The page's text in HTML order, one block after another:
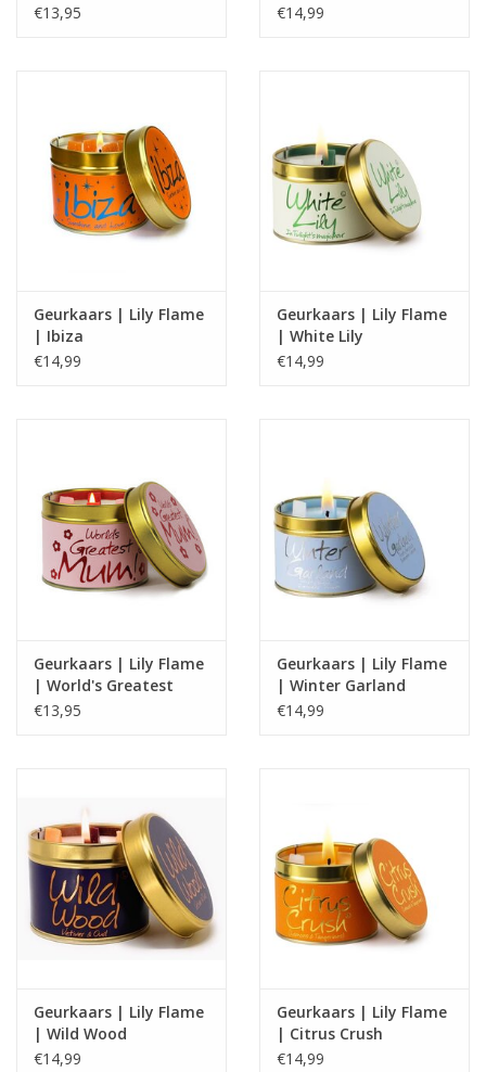
€13,95
€14,99
Geurkaars | Lily Flame
| Ibiza
€14,99
Geurkaars | Lily Flame
| White Lily
€14,99
Geurkaars | Lily Flame
| World's Greatest
Mum
€13,95
Geurkaars | Lily Flame
| Winter Garland
€14,99
Geurkaars | Lily Flame
| Wild Wood
€14,99
Geurkaars | Lily Flame
| Citrus Crush
€14,99